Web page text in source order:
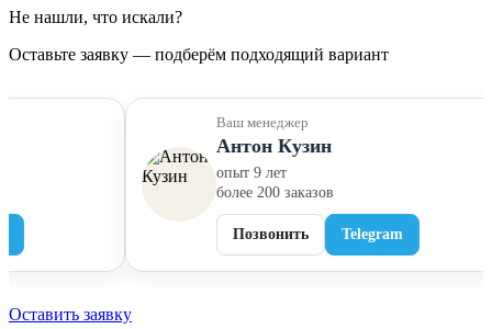
Не нашли, что искали?
Оставьте заявку — подберём подходящий вариант
Ваш менеджер
Антон Кузин
опыт 9 лет
более 200 заказов
Позвонить Telegram
Оставить заявку